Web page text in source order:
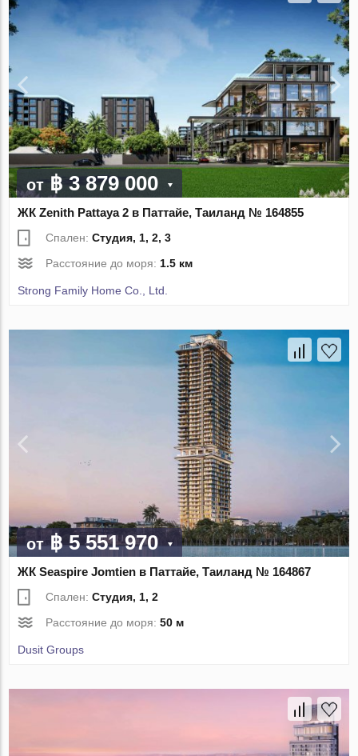
от ฿ 3 879 000
ЖК Zenith Pattaya 2 в Паттайе, Таиланд № 164855
Спален:Студия, 1, 2, 3
Расстояние до моря:1.5 км
Strong Family Home Co., Ltd.
от฿ 5 551 970
ЖК Seaspire Jomtien в Паттайе, Таиланд № 164867
Спален:Студия, 1, 2
Расстояние до моря:50 м
Dusit Groups